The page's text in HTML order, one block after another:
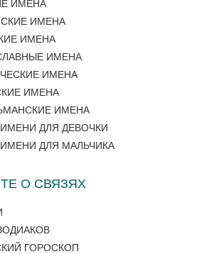
ИМЕНА
ИМЕНА
ИМЕНА
ИМЕНА
ИМЕНА
ИМЕНА
ИМЕНА
ДЛЯ ДЕВОЧКИ
ДЛЯ МАЛЬЧИКА
О СВЯЗЯХ
ГОРОСКОП